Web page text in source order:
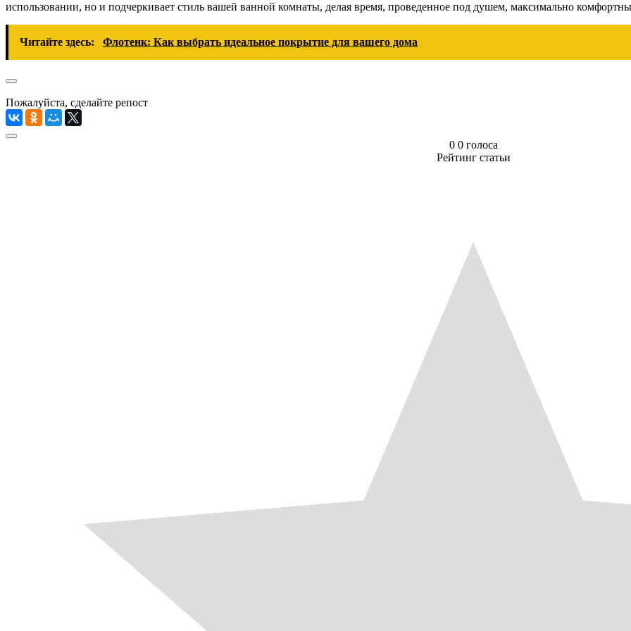
использовании, но и подчеркивает стиль вашей ванной комнаты, делая время, проведенное под душем, максимально
Читайте здесь: Флотенк: Как выбрать идеальное покрытие для вашего дома
Пожалуйста, сделайте репост
0 0 голоса
Рейтинг статьи